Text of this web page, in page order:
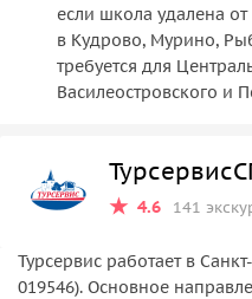
если школа удалена
в Кудрово, Мурино,
требуется для
Василеостровского и
4.6 141
Турсервис работает в
019546). Основное